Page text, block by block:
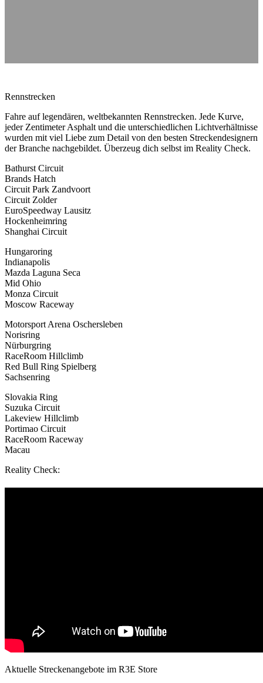
Rennstrecken
Fahre auf legendären, weltbekannten Rennstrecken. Jede Kurve,
jeder Zentimeter Asphalt und die unterschiedlichen Lichtverhältnisse
wurden mit viel Liebe zum Detail von den besten Streckendesignern
der Branche nachgebildet. Überzeug dich selbst im Reality Check.
Bathurst Circuit
Brands Hatch
Circuit Park Zandvoort
Circuit Zolder
EuroSpeedway Lausitz
Hockenheimring
Shanghai Circuit
Hungaroring
Indianapolis
Mazda Laguna Seca
Mid Ohio
Monza Circuit
Moscow Raceway
Motorsport Arena Oschersleben
Norisring
Nürburgring
RaceRoom Hillclimb
Red Bull Ring Spielberg
Sachsenring
Slovakia Ring
Suzuka Circuit
Lakeview Hillclimb
Portimao Circuit
RaceRoom Raceway
Macau
Reality Check:
Aktuelle Streckenangebote im R3E Store